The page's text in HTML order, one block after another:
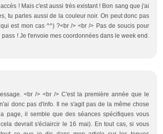
! Mais c'est aussi très existant ! Bon sang que j'ai
tu parles aussi de la couleur noir. On peut donc pas
est mon cas ^^) ?<br /> <br /> Pas de soucis pour
! Je t'envoie mes coordonnées dans le week end.
<br /> <br /> C'est la première année que le
donc pas d'info. Il ne s'agit pas de la même chose
page, il semble que des séances spécifiques vous
devrait s'éclaircir le 16 mai). En tout cas, si vous